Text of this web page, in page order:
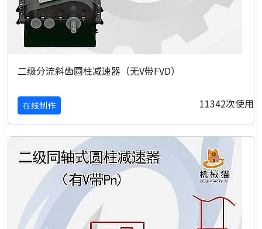
二级分流斜齿圆柱减速器（无V带FVD）
在线制作 11342次使用